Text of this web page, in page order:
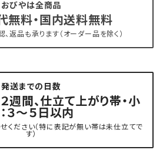
帯 (メンテナンス済み)
袖用袋帯
物
おびやは全商品
無料・国内送料無料
返品も承ります（オーダー品を除く）
発送までの日数
週間、仕立て上がり帯・小
３～５日以内
ください（特に表記が無い帯は未仕立てで
す）